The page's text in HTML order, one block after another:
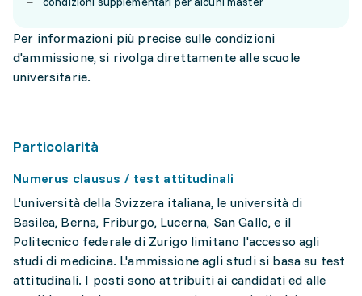
Per informazioni più precise sulle condizioni
d'ammissione, si rivolga direttamente alle scuole
universitarie.
Particolarità
Numerus clausus / test attitudinali
L'università della Svizzera italiana, le università di
Basilea, Berna, Friburgo, Lucerna, San Gallo, e il
Politecnico federale di Zurigo limitano l'accesso agli
studi di medicina. L'ammissione agli studi si basa su test
attitudinali. I posti sono attribuiti ai candidati ed alle